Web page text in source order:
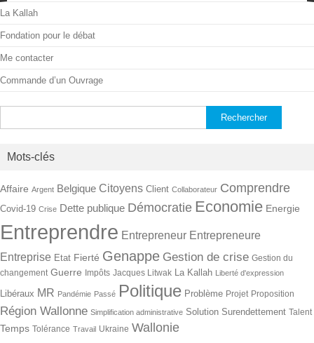
La Kallah
Fondation pour le débat
Me contacter
Commande d’un Ouvrage
Mots-clés
Affaire Argent Belgique Citoyens Client Collaborateur Comprendre
Covid-19 Crise Dette publique Démocratie Economie Energie
Entreprendre Entrepreneur Entrepreneure
Entreprise Etat Fierté Genappe Gestion de crise Gestion du
changement Guerre Impôts Jacques Litwak La Kallah Liberté d'expression
Libéraux MR Pandémie Passé Politique Problème Projet Proposition
Région Wallonne Simplification administrative Solution Surendettement Talent
Temps Tolérance Travail Ukraine Wallonie